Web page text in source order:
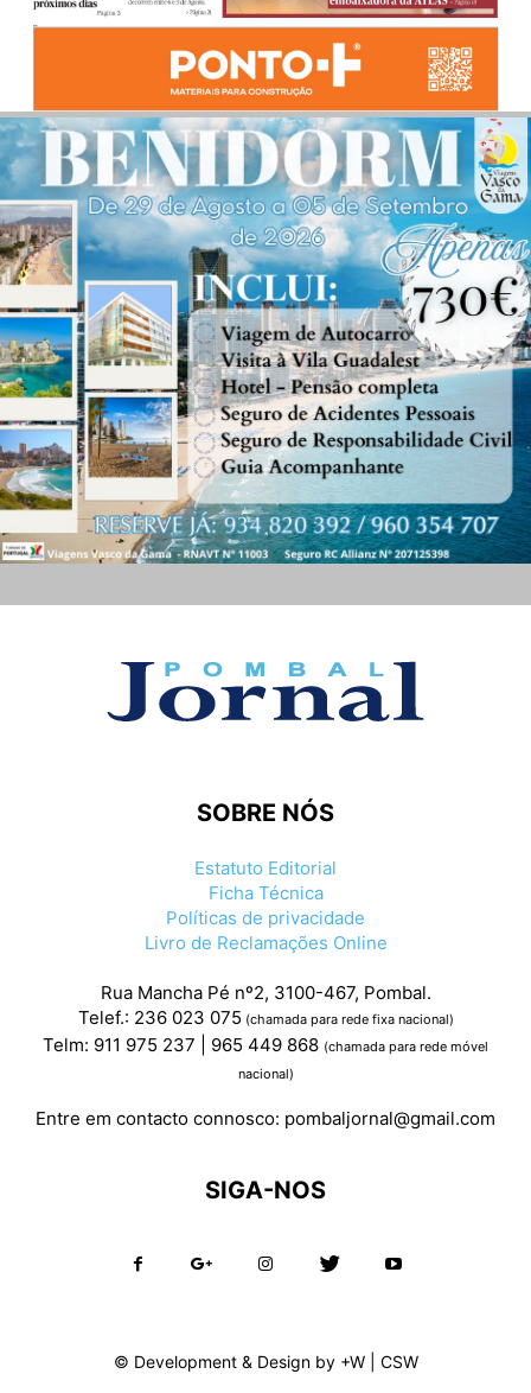
SOBRE NÓS
Estatuto Editorial
Ficha Técnica
Políticas de privacidade
Livro de Reclamações Online
Rua Mancha Pé nº2, 3100-467, Pombal.
Telef.: 236 023 075 (chamada para rede fixa nacional)
Telm: 911 975 237 | 965 449 868 (chamada para rede móvel
nacional)
Entre em contacto connosco: pombaljornal@gmail.com
SIGA-NOS
© Development & Design by +W| CSW